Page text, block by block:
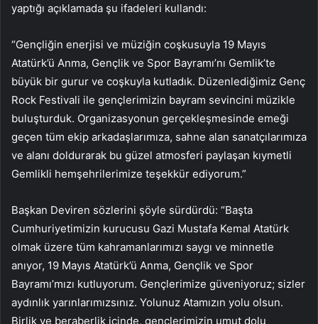
yaptığı açıklamada şu ifadeleri kullandı:
“Gençliğin enerjisi ve müziğin coşkusuyla 19 Mayıs
Atatürk’ü Anma, Gençlik ve Spor Bayramı’nı Gemlik’te
büyük bir gurur ve coşkuyla kutladık. Düzenlediğimiz Genç
Rock Festivali ile gençlerimizin bayram sevincini müzikle
buluşturduk. Organizasyonun gerçekleşmesinde emeği
geçen tüm ekip arkadaşlarımıza, sahne alan sanatçılarımıza
ve alanı doldurarak bu güzel atmosferi paylaşan kıymetli
Gemlikli hemşehrilerimize teşekkür ediyorum.”
Başkan Deviren sözlerini şöyle sürdürdü: “Başta
Cumhuriyetimizin kurucusu Gazi Mustafa Kemal Atatürk
olmak üzere tüm kahramanlarımızı saygı ve minnetle
anıyor, 19 Mayıs Atatürk’ü Anma, Gençlik ve Spor
Bayramı’mızı kutluyorum. Gençlerimize güveniyoruz; sizler
aydınlık yarınlarımızsınız. Yolunuz Atamızın yolu olsun.
Birlik ve beraberlik içinde, gençlerimizin umut dolu